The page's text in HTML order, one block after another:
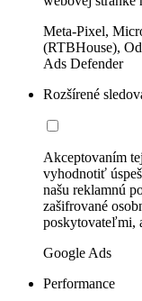
Meta-Pixel,
(RTBHouse),
Ads Defender
Rozšírené
Akceptovaním
vyhodnotiť
našu reklamnú
zašifrované
poskytovateľmi,
Google Ads
Performance